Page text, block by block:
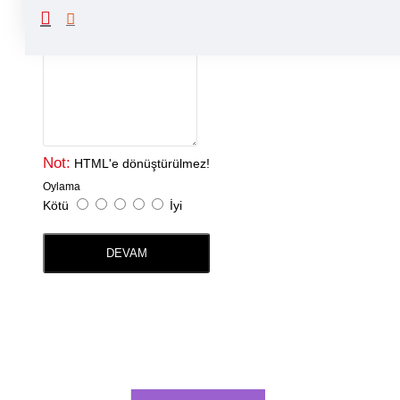
Not: HTML'e dönüştürülmez!
Oylama
Kötü İyi
DEVAM